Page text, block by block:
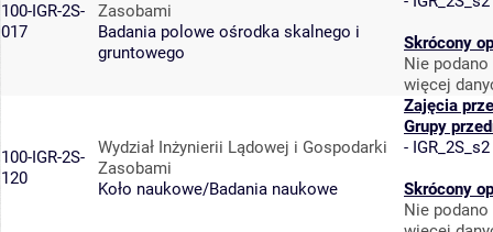
100-IGR-2S-
017
Zasobami
Badania polowe ośrodka skalnego i
gruntowego
Skrócony
Nie
więcej
100-IGR-2S-
120
Wydział Inżynierii Lądowej i Gospodarki
Zasobami
Koło naukowe/Badania naukowe
Zajęcia
Grupy
- IGR_2S_s2
Skrócony
Nie